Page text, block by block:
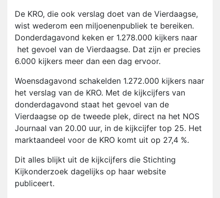
De KRO, die ook verslag doet van de Vierdaagse,
wist wederom een miljoenenpubliek te bereiken.
Donderdagavond keken er 1.278.000 kijkers naar
het gevoel van de Vierdaagse. Dat zijn er precies
6.000 kijkers meer dan een dag ervoor.
Woensdagavond schakelden 1.272.000 kijkers naar
het verslag van de KRO. Met de kijkcijfers van
donderdagavond staat het gevoel van de
Vierdaagse op de tweede plek, direct na het NOS
Journaal van 20.00 uur, in de kijkcijfer top 25. Het
marktaandeel voor de KRO komt uit op 27,4 %.
Dit alles blijkt uit de kijkcijfers die Stichting
Kijkonderzoek dagelijks op haar website
publiceert.